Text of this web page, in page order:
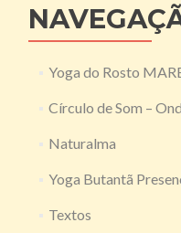
Yoga do Rosto
Círculo de Som –
Naturalma
Yoga Butantã
Textos